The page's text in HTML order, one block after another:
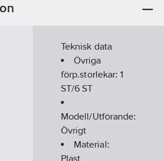
Teknisk data
Övriga
förp.storlekar:1
ST/6 ST
Modell/Utförande:
Övrigt
Material:
Plast